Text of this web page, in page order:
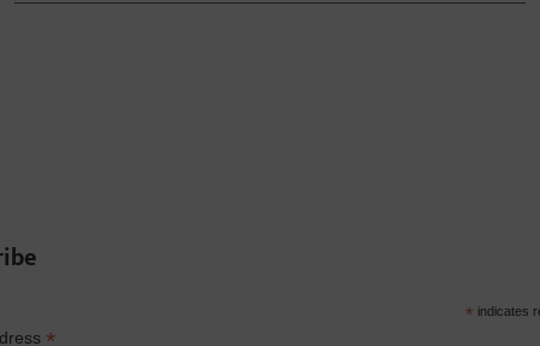
* indicates
*